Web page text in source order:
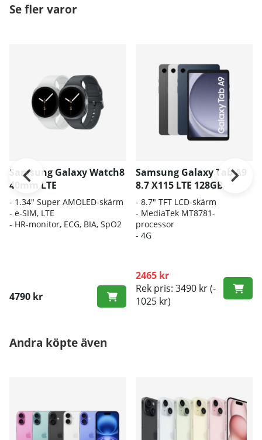
Se fler varor
Samsung Galaxy Watch8
40mm LTE
- 1.34" Super AMOLED-skärm
- e-SIM, LTE
- HR-monitor, ECG, BIA, SpO2
4790 kr
Samsung Galaxy Tab A9
8.7 X115 LTE 128GB
- 8.7" TFT LCD-skärm
- MediaTek MT8781-
processor
- 4G
2465 kr
Rek pris: 3490 kr(-
1025 kr)
Andra köpte även